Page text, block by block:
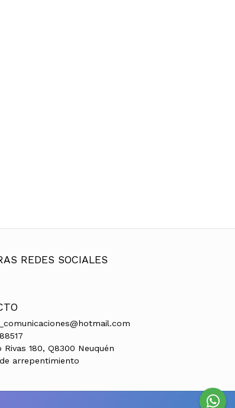
REDES SOCIALES
Rivas 180, Q8300 Neuquén
arrepentimiento